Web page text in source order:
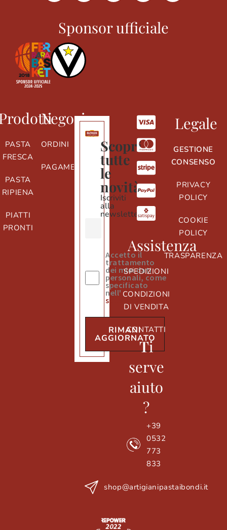
Sponsor ufficiale
PASTA
FRESCA
PASTA
RIPIENA
PIATTI
PRONTI
Negozio
ORDINI
PAGAMENTI
Scopri
tutte
le
novità
Iscriviti
alla
newsletter
Accetto il
trattamento
dei miei dati
personali, come
specificato
nell' informativa
sulla privacy
RIMANI
AGGIORNATO
Assistenza
SPEDIZIONI
CONDIZIONI
DI VENDITA
CONTATTI
Ti
serve
aiuto
?
+39
0532
773
833
shop@artigianipastaibondi.it
Legale
GESTIONE
CONSENSO
PRIVACY
POLICY
COOKIE
POLICY
TRASPARENZA